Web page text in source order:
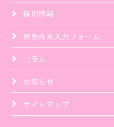
採用情報
発熱外来入力フォーム
コラム
お知らせ
サイトマップ